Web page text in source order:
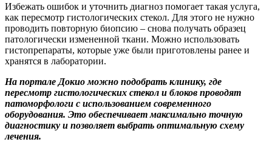
Избежать ошибок и уточнить диагноз помогает такая услуга,
как пересмотр гистологических стекол. Для этого не нужно
проводить повторную биопсию – снова получать образец
патологически измененной ткани. Можно использовать
гистопрепараты, которые уже были приготовлены ранее и
хранятся в лаборатории.
На портале Докио можно подобрать клинику, где
пересмотр гистологических стекол и блоков проводят
патоморфологи с использованием современного
оборудования. Это обеспечивает максимально точную
диагностику и позволяет выбрать оптимальную схему
лечения.